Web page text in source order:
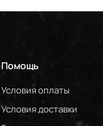
Помощь
Условия оплаты
Условия доставки